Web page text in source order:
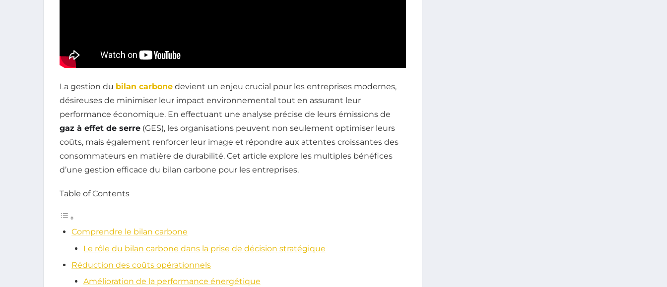
La gestion du bilan carbone devient un enjeu crucial pour les entreprises modernes,
désireuses de minimiser leur impact environnemental tout en assurant leur
performance économique. En effectuant une analyse précise de leurs émissions de
gaz à effet de serre (GES), les organisations peuvent non seulement optimiser leurs
coûts, mais également renforcer leur image et répondre aux attentes croissantes des
consommateurs en matière de durabilité. Cet article explore les multiples bénéfices
d’une gestion efficace du bilan carbone pour les entreprises.
Table of Contents
Comprendre le bilan carbone
Le rôle du bilan carbone dans la prise de décision stratégique
Réduction des coûts opérationnels
Amélioration de la performance énergétique